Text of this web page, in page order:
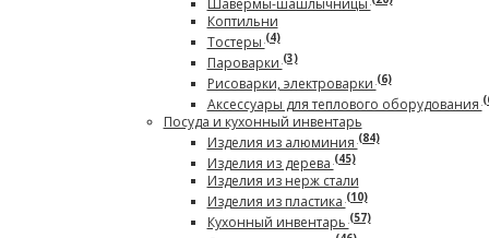
Шавермы-шашлычницы
Коптильни
Тостеры(4)
Пароварки(3)
Рисоварки, электроварки(6)
Аксессуары для теплового оборудования
Посуда и кухонный инвентарь
Изделия из алюминия(84)
Изделия из дерева(45)
Изделия из нерж стали
Изделия из пластика(10)
Кухонный инвентарь(57)